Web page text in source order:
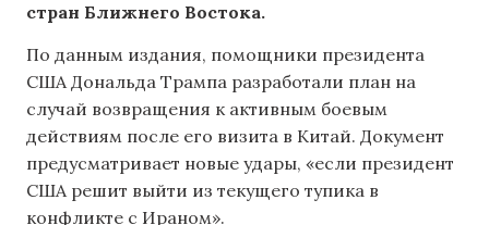
стран Ближнего Востока.
По данным издания, помощники президента
США Дональда Трампа разработали план на
случай возвращения к активным боевым
действиям после его визита в Китай. Документ
предусматривает новые удары, «если президент
США решит выйти из текущего тупика в
конфликте с Ираном».